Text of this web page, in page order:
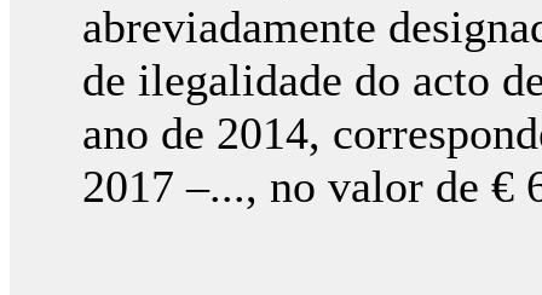
abreviadamente
de ilegalidade do acto
ano de 2014,
2017 –..., no valor de €